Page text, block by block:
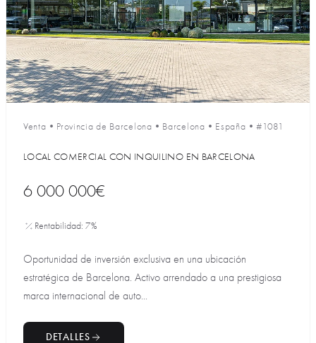
Venta • Provincia de Barcelona • Barcelona • España •#1081
LOCAL COMERCIAL CON INQUILINO EN BARCELONA
6 000 000€
Rentabilidad: 7%
Oportunidad de inversión exclusiva en una ubicación
estratégica de Barcelona. Activo arrendado a una prestigiosa
marca internacional de auto...
DETALLES